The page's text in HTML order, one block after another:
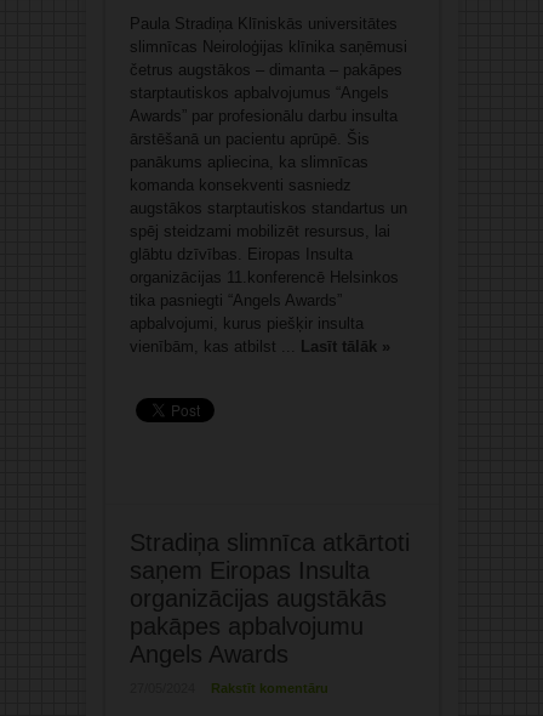
Paula Stradiņa Klīniskās universitātes
slimnīcas Neiroloģijas klīnika saņēmusi
četrus augstākos – dimanta – pakāpes
starptautiskos apbalvojumus “Angels
Awards” par profesionālu darbu insulta
ārstēšanā un pacientu aprūpē. Šis
panākums apliecina, ka slimnīcas
komanda konsekventi sasniedz
augstākos starptautiskos standartus un
spēj steidzami mobilizēt resursus, lai
glābtu dzīvības. Eiropas Insulta
organizācijas 11.konferencē Helsinkos
tika pasniegti “Angels Awards”
apbalvojumi, kurus piešķir insulta
vienībām, kas atbilst ... Lasīt tālāk »
Stradiņa slimnīca atkārtoti
saņem Eiropas Insulta
organizācijas augstākās
pakāpes apbalvojumu
Angels Awards
Rakstīt komentāru